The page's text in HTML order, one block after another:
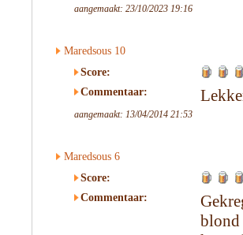
aangemaakt: 23/10/2023 19:16
Maredsous 10
Score:
Commentaar:
aangemaakt: 13/04/2014 21:53
Maredsous 6
Score:
Commentaar: